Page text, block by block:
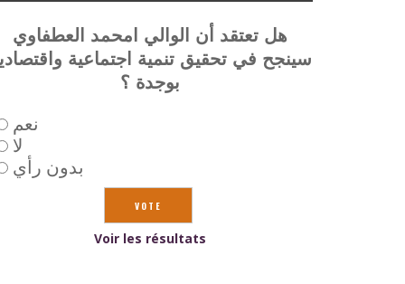
هل تعتقد أن الوالي امحمد العطفاوي
سينجح في تحقيق تنمية اجتماعية
بوجدة ؟
نعم
لا
بدون رأي
Voir les résultats